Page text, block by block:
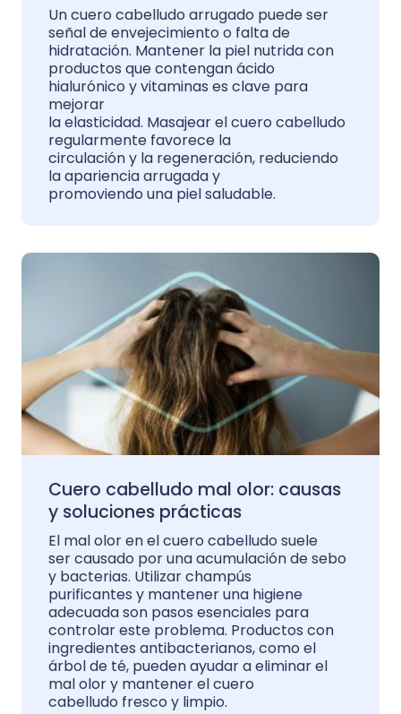
Un cuero cabelludo arrugado puede ser
señal de envejecimiento o falta de
hidratación. Mantener la piel nutrida con
productos que contengan ácido
hialurónico y vitaminas es clave para
mejorar
la elasticidad. Masajear el cuero cabelludo
regularmente favorece la
circulación y la regeneración, reduciendo
la apariencia arrugada y
promoviendo una piel saludable.
Cuero cabelludo mal olor: causas
y soluciones prácticas
El mal olor en el cuero cabelludo suele
ser causado por una acumulación de sebo
y bacterias. Utilizar champús
purificantes y mantener una higiene
adecuada son pasos esenciales para
controlar este problema. Productos con
ingredientes antibacterianos, como el
árbol de té, pueden ayudar a eliminar el
mal olor y mantener el cuero
cabelludo fresco y limpio.